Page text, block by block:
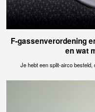
F-gassenverordening
en wat
Je hebt een split-airco